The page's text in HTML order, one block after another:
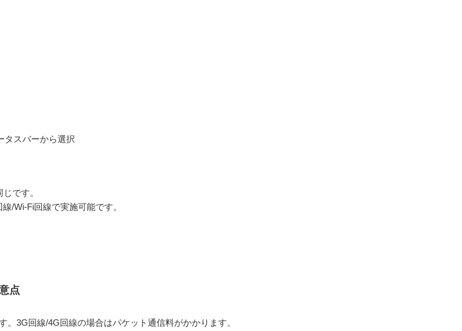
タスバーから選択
です。
/Wi-Fi回線で実施可能です。
点
3G回線/4G回線の場合はパケット通信料がかかります。